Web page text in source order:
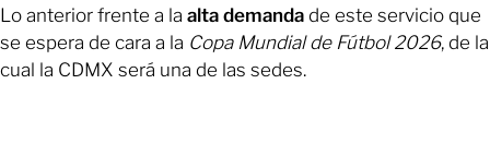
Lo anterior frente a la alta demanda de este servicio que
se espera de cara a la Copa Mundial de Fútbol 2026, de la
cual la CDMX será una de las sedes.